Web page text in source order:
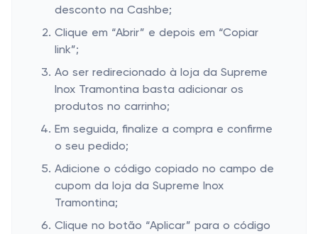
desconto na Cashbe;
Clique em “Abrir” e depois em “Copiar
link”;
Ao ser redirecionado à loja da Supreme
Inox Tramontina basta adicionar os
produtos no carrinho;
Em seguida, finalize a compra e confirme
o seu pedido;
Adicione o código copiado no campo de
cupom da loja da Supreme Inox
Tramontina;
Clique no botão “Aplicar” para o código